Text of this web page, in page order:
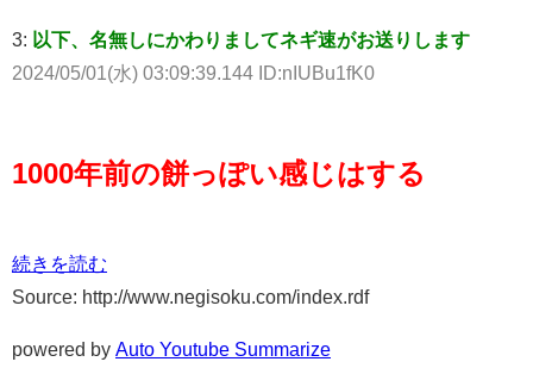
3: 以下、名無しにかわりましてネギ速がお送りします
2024/05/01(水) 03:09:39.144 ID:nIUBu1fK0
1000年前の餅っぽい感じはする
続きを読む
Source: http://www.negisoku.com/index.rdf
powered by Auto Youtube Summarize